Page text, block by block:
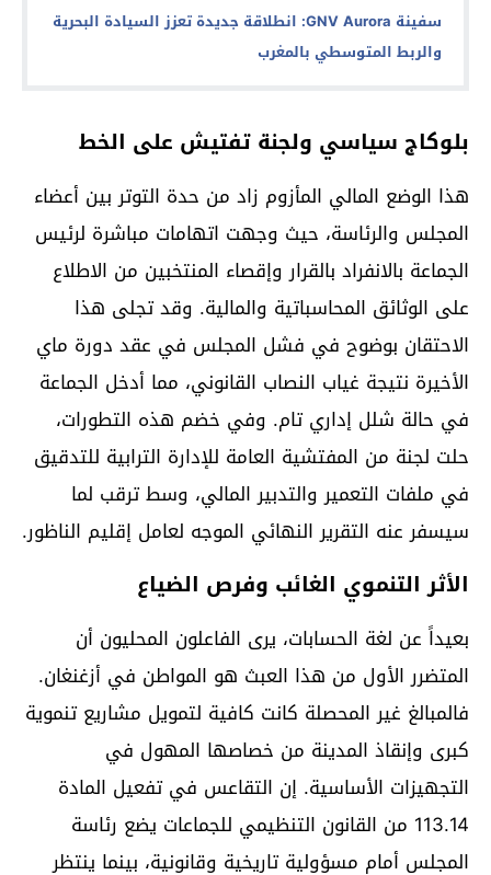
سفينة GNV Aurora: انطلاقة جديدة تعزز السيادة البحرية
والربط المتوسطي بالمغرب
بلوكاج سياسي ولجنة تفتيش على الخط
هذا الوضع المالي المأزوم زاد من حدة التوتر بين أعضاء
المجلس والرئاسة، حيث وجهت اتهامات مباشرة لرئيس
الجماعة بالانفراد بالقرار وإقصاء المنتخبين من الاطلاع
على الوثائق المحاسباتية والمالية. وقد تجلى هذا
الاحتقان بوضوح في فشل المجلس في عقد دورة ماي
الأخيرة نتيجة غياب النصاب القانوني، مما أدخل الجماعة
في حالة شلل إداري تام. وفي خضم هذه التطورات،
حلت لجنة من المفتشية العامة للإدارة الترابية للتدقيق
في ملفات التعمير والتدبير المالي، وسط ترقب لما
سيسفر عنه التقرير النهائي الموجه لعامل إقليم الناظور.
الأثر التنموي الغائب وفرص الضياع
بعيداً عن لغة الحسابات، يرى الفاعلون المحليون أن
المتضرر الأول من هذا العبث هو المواطن في أزغنغان.
فالمبالغ غير المحصلة كانت كافية لتمويل مشاريع تنموية
كبرى وإنقاذ المدينة من خصاصها المهول في
التجهيزات الأساسية. إن التقاعس في تفعيل المادة
113.14 من القانون التنظيمي للجماعات يضع رئاسة
المجلس أمام مسؤولية تاريخية وقانونية، بينما ينتظر